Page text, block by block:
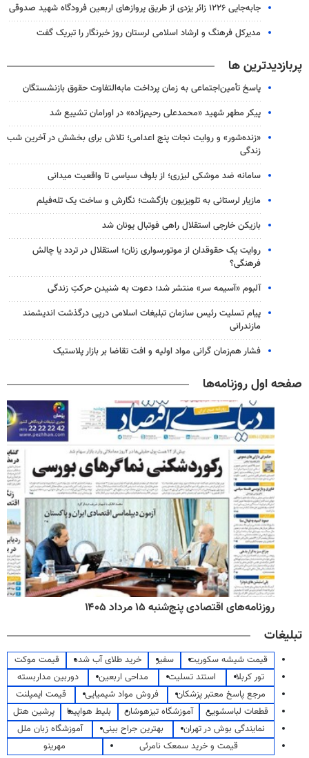
جابه‌جایی ۱۲۲۶ زائر یزدی از طریق پروازهای اربعین فرودگاه شهید صدوقی
مدیرکل فرهنگ و ارشاد اسلامی لرستان روز خبرنگار را تبریک گفت
پربازدیدترین ها
پاسخ تأمین‌اجتماعی به زمان پرداخت مابه‌التفاوت حقوق بازنشستگان
پیکر مطهر شهید «محمدعلی رحیم‌زاده» در اورامان تشییع شد
«زنده‌شور» و روایت نجات پنج اعدامی؛ تلاش برای بخشش در آخرین شب
زندگی
سامانه ضد موشکی لیزری؛ از بلوف سیاسی تا واقعیت میدانی
مازیار لرستانی به تلویزیون بازگشت؛ نگارش و ساخت یک تله‌فیلم
بازیکن خارجی استقلال راهی فوتبال یونان شد
روایت یک حقوقدان از موتورسواری زنان؛ استقلال در تردد یا چالش
فرهنگی؟
آلبوم «آسیمه سر» منتشر شد؛ دعوت به شنیدن حرکتِ زندگی
پیام تسلیت رئیس سازمان تبلیغات اسلامی درپی درگذشت اندیشمند
مازندرانی
فشار هم‌زمان گرانی مواد اولیه و افت تقاضا بر بازار پلاستیک
صفحه اول روزنامه‌ها
روزنامه‌های اقتصادی پنج‌شنبه ۱۵ مرداد ۱۴۰۵
تبلیغات
قیمت شیشه سکوریت سفیر خرید طلای آب شده
قیمت موکت
تور کربلا
استند تسلیت مداحی اربعین
دوربین مداربسته
مرجع پاسخ معتبر پزشکان
فروش مواد شیمیایی
قیمت ایمپلنت
قطعات لباسشویی
آموزشگاه تیزهوشان بلیط هواپیما
پرشین هتل
نمایندگی بوش در تهران
بهترین جراح بینی
آموزشگاه زبان ملل
قیمت و خرید سمعک نامرئی
مهرینو